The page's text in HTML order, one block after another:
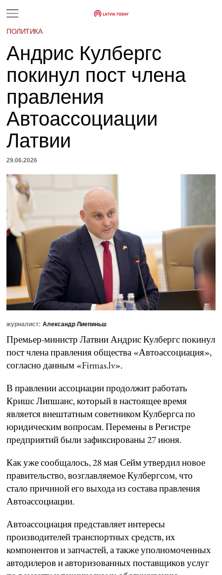
ПОЛИТИКА
Андрис Кулбергс
покинул пост члена
правления
Автоассоциации
Латвии
29.06.2026
журналист: Александр Лиепиньш
Премьер-министр Латвии Андрис Кулбергс покинул
пост члена правления общества «Автоассоциация»,
согласно данным «Firmas.lv».
В правлении ассоциации продолжит работать
Кришс Липшанс, который в настоящее время
является внештатным советником Кулбергса по
юридическим вопросам. Перемены в Регистре
предприятий были зафиксированы 27 июня.
Как уже сообщалось, 28 мая Сейм утвердил новое
правительство, возглавляемое Кулбергсом, что
стало причиной его выхода из состава правления
Автоассоциации.
Автоассоциация представляет интересы
производителей транспортных средств, их
компонентов и запчастей, а также уполномоченных
автодилеров и авторизованных поставщиков услуг